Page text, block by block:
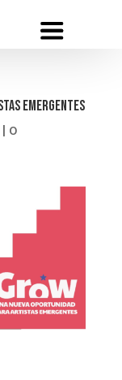
EMERGENTES
0